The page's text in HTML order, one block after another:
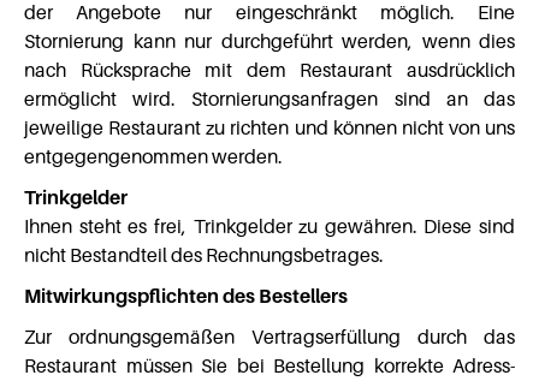
der Angebote nur eingeschränkt möglich. Eine
Stornierung kann nur durchgeführt werden, wenn dies
nach Rücksprache mit dem Restaurant ausdrücklich
ermöglicht wird. Stornierungsanfragen sind an das
jeweilige Restaurant zu richten und können nicht von uns
entgegengenommen werden.
Trinkgelder
Ihnen steht es frei, Trinkgelder zu gewähren. Diese sind
nicht Bestandteil des Rechnungsbetrages.
Mitwirkungspflichten des Bestellers
Zur ordnungsgemäßen Vertragserfüllung durch das
Restaurant müssen Sie bei Bestellung korrekte Adress-